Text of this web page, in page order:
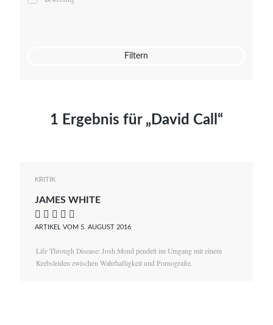
Mato von Vogelstein
Filtern
1 Ergebnis für „David Call“
KRITIK
JAMES WHITE
    
ARTIKEL VOM 5. AUGUST 2016
Life Through Disease: Josh Mond pendelt im Umgang mit einem
Krebsleiden zwischen Wahrhaftigkeit und Pornografie.